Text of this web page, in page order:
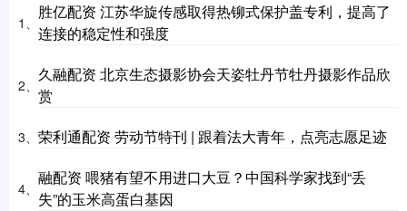
1、
胜亿配资 江苏华旋传感取得热铆式保护盖专利，提高了
连接的稳定性和强度
2、
久融配资 北京生态摄影协会天姿牡丹节牡丹摄影作品欣
赏
3、 荣利通配资 劳动节特刊 | 跟着法大青年，点亮志愿足迹
4、
融配资 喂猪有望不用进口大豆？中国科学家找到“丢
失”的玉米高蛋白基因